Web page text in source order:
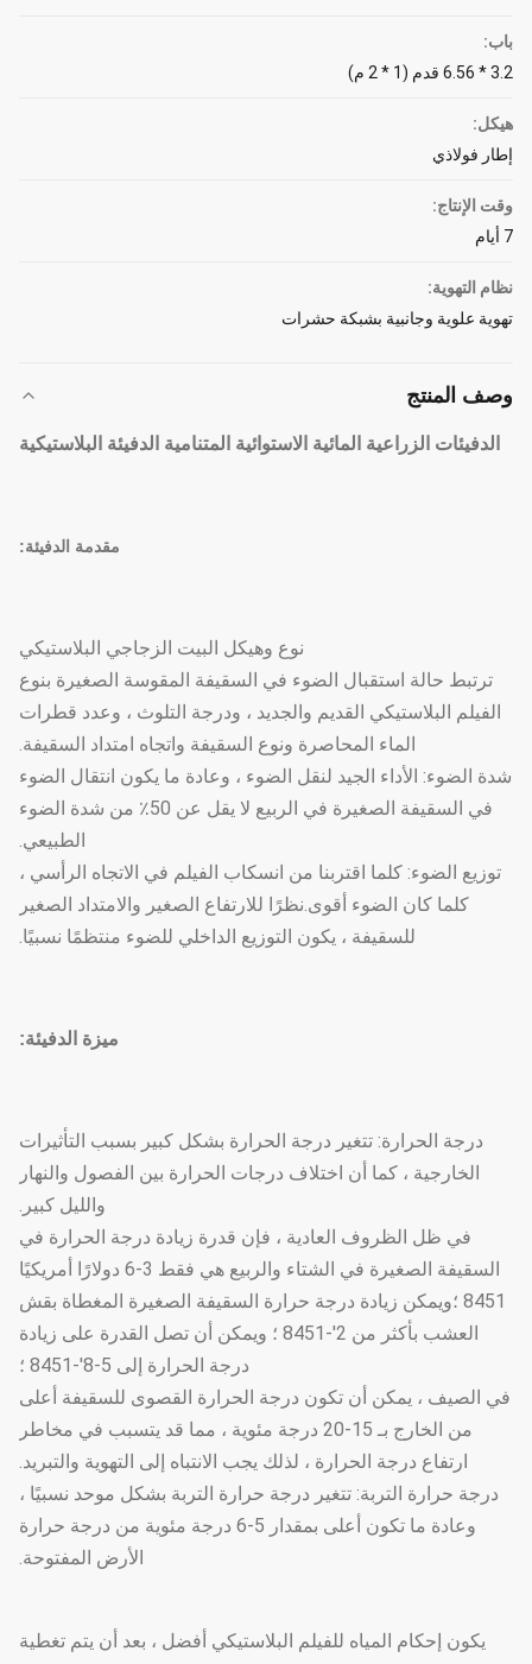
باب:
3.2 * 6.56 قدم (1 * 2 م)
هيكل:
إطار فولاذي
وقت الإنتاج:
7 أيام
نظام التهوية:
تهوية علوية وجانبية بشبكة حشرات
وصف المنتج
الدفيئات الزراعية المائية الاستوائية المتنامية الدفيئة البلاستيكية
مقدمة الدفيئة:
نوع وهيكل البيت الزجاجي البلاستيكي
ترتبط حالة استقبال الضوء في السقيفة المقوسة الصغيرة بنوع
الفيلم البلاستيكي القديم والجديد ، ودرجة التلوث ، وعدد قطرات
الماء المحاصرة ونوع السقيفة واتجاه امتداد السقيفة.
شدة الضوء: الأداء الجيد لنقل الضوء ، وعادة ما يكون انتقال الضوء
في السقيفة الصغيرة في الربيع لا يقل عن 50٪ من شدة الضوء
الطبيعي.
توزيع الضوء: كلما اقتربنا من انسكاب الفيلم في الاتجاه الرأسي ،
كلما كان الضوء أقوى.نظرًا للارتفاع الصغير والامتداد الصغير
للسقيفة ، يكون التوزيع الداخلي للضوء منتظمًا نسبيًا.
ميزة الدفيئة:
درجة الحرارة: تتغير درجة الحرارة بشكل كبير بسبب التأثيرات
الخارجية ، كما أن اختلاف درجات الحرارة بين الفصول والنهار
والليل كبير.
في ظل الظروف العادية ، فإن قدرة زيادة درجة الحرارة في
السقيفة الصغيرة في الشتاء والربيع هي فقط 3-6 دولارًا أمريكيًا
8451 ؛ويمكن زيادة درجة حرارة السقيفة الصغيرة المغطاة بقش
العشب بأكثر من 2'-8451 ؛ ويمكن أن تصل القدرة على زيادة
درجة الحرارة إلى 5-8'-8451 ؛
في الصيف ، يمكن أن تكون درجة الحرارة القصوى للسقيفة أعلى
من الخارج بـ 15-20 درجة مئوية ، مما قد يتسبب في مخاطر
ارتفاع درجة الحرارة ، لذلك يجب الانتباه إلى التهوية والتبريد.
درجة حرارة التربة: تتغير درجة حرارة التربة بشكل موحد نسبيًا ،
وعادة ما تكون أعلى بمقدار 5-6 درجة مئوية من درجة حرارة
الأرض المفتوحة.
يكون إحكام المياه للفيلم البلاستيكي أفضل ، بعد أن يتم تغطية